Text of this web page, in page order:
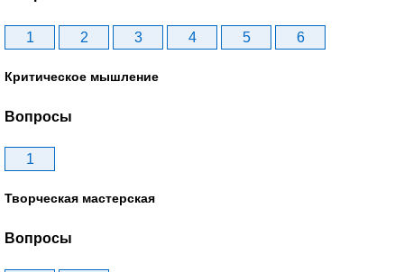
1 2 3 4 5 6
Критическое мышление
Вопросы
1
Творческая мастерская
Вопросы